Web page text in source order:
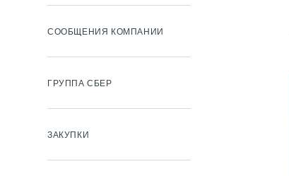
СООБЩЕНИЯ КОМПАНИИ
ГРУППА СБЕР
ЗАКУПКИ